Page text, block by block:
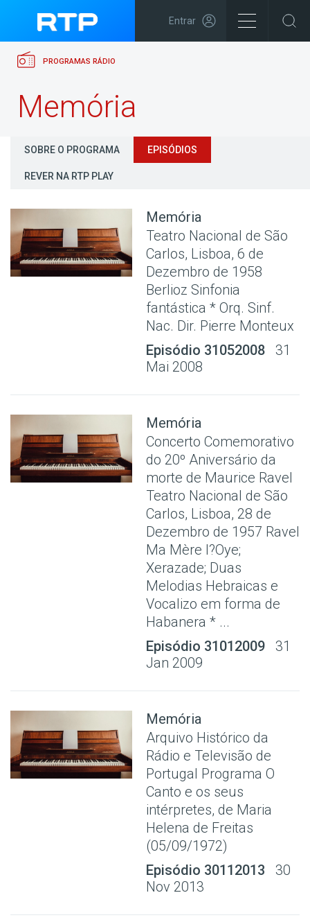
Entrar
PROGRAMAS RÁDIO
Memória
SOBRE O PROGRAMA EPISÓDIOS
REVER NA RTP PLAY
Memória
Teatro Nacional de São
Carlos, Lisboa, 6 de
Dezembro de 1958
Berlioz Sinfonia
fantástica * Orq. Sinf.
Nac. Dir. Pierre Monteux
Episódio 31052008
31
Mai 2008
Memória
Concerto Comemorativo
do 20º Aniversário da
morte de Maurice Ravel
Teatro Nacional de São
Carlos, Lisboa, 28 de
Dezembro de 1957 Ravel
Ma Mère l?Oye;
Xerazade; Duas
Melodias Hebraicas e
Vocalizo em forma de
Habanera * ...
Episódio 31012009
31
Jan 2009
Memória
Arquivo Histórico da
Rádio e Televisão de
Portugal Programa O
Canto e os seus
intérpretes, de Maria
Helena de Freitas
(05/09/1972)
Episódio 30112013
30
Nov 2013